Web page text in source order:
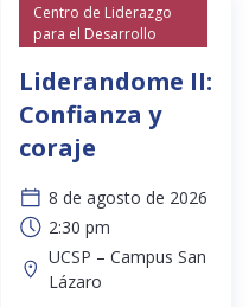
Centro de Liderazgo
para el Desarrollo
Liderandome II:
Confianza y
coraje
8 de agosto de 2026
2:30 pm
UCSP – Campus San
Lázaro